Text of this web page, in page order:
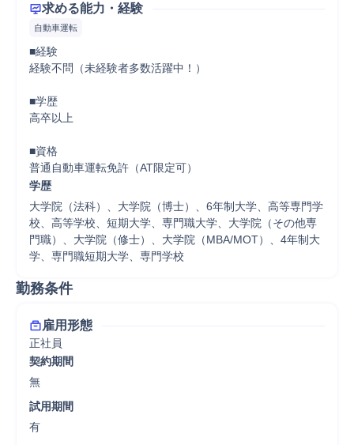
求める能力・経験
自動車運転
■経験
経験不問（未経験者多数活躍中！）
■学歴
高卒以上
■資格
学歴
大学院（法科）、大学院（博士）、6年制大学、高等専門学
校、高等学校、短期大学、専門職大学、大学院（その他専
門職）、大学院（修士）、大学院（MBA/MOT）、4年制大
学、専門職短期大学、専門学校
勤務条件
雇用形態
正社員
契約期間
無
試用期間
有